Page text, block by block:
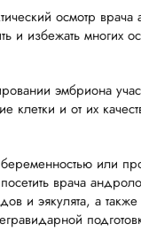
осмотр врача
и избежать многих
эмбриона
клетки и от их
или
врача
и эякулята, а